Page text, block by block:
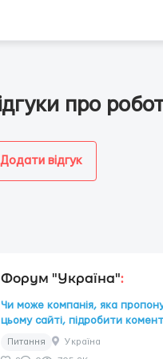
про
Додати відгук
Форум "Україна":
Чи може компанія, яка
цьому сайті, підробити
Питання Україна